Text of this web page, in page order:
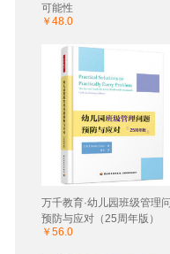
可能性
￥48.0
万千教育·幼儿园班级管理
预防与应对（25周年版）
￥56.0